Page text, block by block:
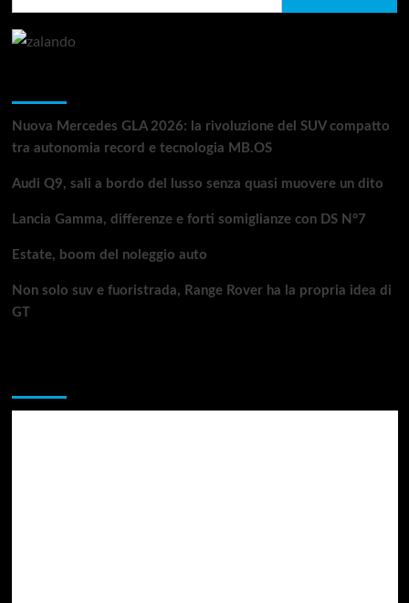
Nuova Mercedes GLA 2026: la rivoluzione del SUV compatto
tra autonomia record e tecnologia MB.OS
Audi Q9, sali a bordo del lusso senza quasi muovere un dito
Lancia Gamma, differenze e forti somiglianze con DS N°7
Estate, boom del noleggio auto
Non solo suv e fuoristrada, Range Rover ha la propria idea di
GT